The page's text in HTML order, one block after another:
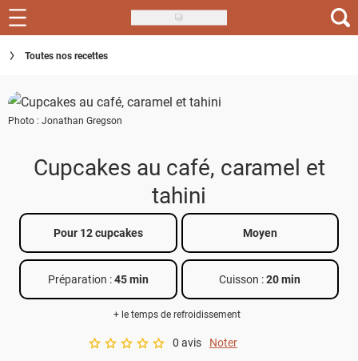
Skip
to
main
Recettes
Inspirations
Conseils
Menu de la semaine
Téléchargez l'app Saveurs Recettes
Index des recettes
Guide d'achat
Toutes nos recettes
Photo : Jonathan Gregson
Cupcakes au café, caramel et
tahini
Pour 12 cupcakes Moyen
Préparation :45 min Cuisson :20 min
+ le temps de refroidissement
A star rating of 0 out of 5.
0 avis Noter